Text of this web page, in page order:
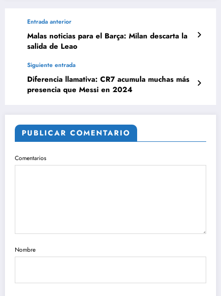
Entrada anterior
Malas noticias para el Barça: Milan descarta la
salida de Leao
Siguiente entrada
Diferencia llamativa: CR7 acumula muchas más
presencia que Messi en 2024
PUBLICAR COMENTARIO
Comentarios
Nombre